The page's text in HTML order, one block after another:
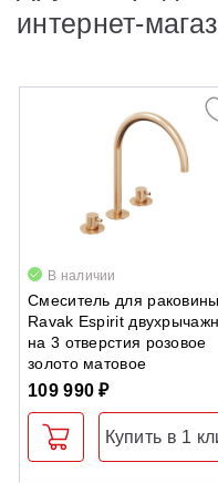
интернет-
В наличии
Смеситель для раковины
Ravak Espirit
на 3 отверстия розовое
золото матовое
109 990 ₽
Купить в 1